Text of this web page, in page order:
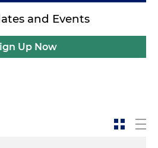
and Events
Up Now